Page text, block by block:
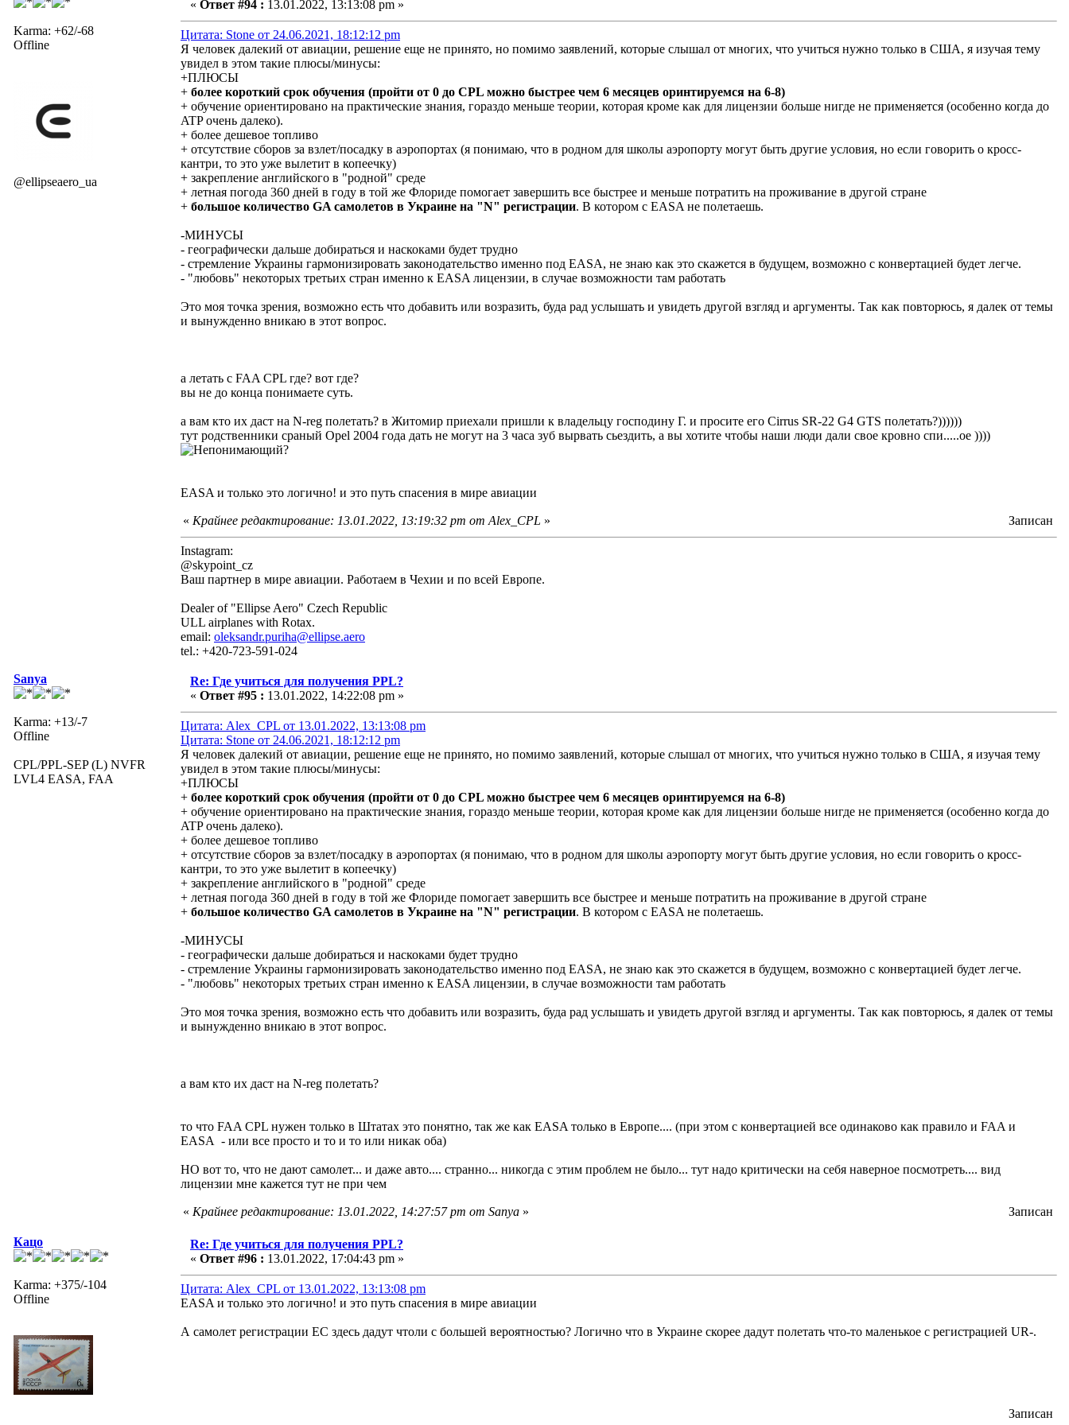
Karma: +62/-68
Offline
@ellipseaero_ua
« Ответ #94 : 13.01.2022, 13:13:08 pm »
Цитата: Stone от 24.06.2021, 18:12:12 pm
Я человек далекий от авиации, решение еще не принято, но помимо заявлений, которые слышал от многих, что учиться нужно только в США, я изучая тему
увидел в этом такие плюсы/минусы:
+ПЛЮСЫ
+ более короткий срок обучения (пройти от 0 до CPL можно быстрее чем 6 месяцев оринтируемся на 6-8)
+ обучение ориентировано на практические знания, гораздо меньше теории, которая кроме как для лицензии больше нигде не применяется (особенно когда до
ATP очень далеко).
+ более дешевое топливо
+ отсутствие сборов за взлет/посадку в аэропортах (я понимаю, что в родном для школы аэропорту могут быть другие условия, но если говорить о кросс-
кантри, то это уже вылетит в копеечку)
+ закрепление английского в "родной" среде
+ летная погода 360 дней в году в той же Флориде помогает завершить все быстрее и меньше потратить на проживание в другой стране
+ большое количество GA самолетов в Украине на "N" регистрации. В котором с EASA не полетаешь.
-МИНУСЫ
- географически дальше добираться и наскоками будет трудно
- стремление Украины гармонизировать законодательство именно под EASA, не знаю как это скажется в будущем, возможно с конвертацией будет легче.
- "любовь" некоторых третьих стран именно к EASA лицензии, в случае возможности там работать
Это моя точка зрения, возможно есть что добавить или возразить, буда рад услышать и увидеть другой взгляд и аргументы. Так как повторюсь, я далек от темы
и вынужденно вникаю в этот вопрос.
а летать с FAA CPL где? вот где?
вы не до конца понимаете суть.
а вам кто их даст на N-reg полетать? в Житомир приехали пришли к владельцу господину Г. и просите его Cirrus SR-22 G4 GTS полетать?))))))
тут родственники сраный Opel 2004 года дать не могут на 3 часа зуб вырвать сьездить, а вы хотите чтобы наши люди дали свое кровно спи.....ое ))))
?
EASA и только это логично! и это путь спасения в мире авиации
« Крайнее редактирование: 13.01.2022, 13:19:32 pm от Alex_CPL » Записан
Instagram:
@skypoint_cz
Ваш партнер в мире авиации. Работаем в Чехии и по всей Европе.
Dealer of "Ellipse Aero" Czech Republic
ULL airplanes with Rotax.
email: oleksandr.puriha@ellipse.aero
tel.: +420-723-591-024
Sanya
Karma: +13/-7
Offline
CPL/PPL-SEP (L) NVFR
LVL4 EASA, FAA
Re: Где учиться для получения PPL?
« Ответ #95 : 13.01.2022, 14:22:08 pm »
Цитата: Alex_CPL от 13.01.2022, 13:13:08 pm
Цитата: Stone от 24.06.2021, 18:12:12 pm
Я человек далекий от авиации, решение еще не принято, но помимо заявлений, которые слышал от многих, что учиться нужно только в США, я изучая тему
увидел в этом такие плюсы/минусы:
+ПЛЮСЫ
+ более короткий срок обучения (пройти от 0 до CPL можно быстрее чем 6 месяцев оринтируемся на 6-8)
+ обучение ориентировано на практические знания, гораздо меньше теории, которая кроме как для лицензии больше нигде не применяется (особенно когда до
ATP очень далеко).
+ более дешевое топливо
+ отсутствие сборов за взлет/посадку в аэропортах (я понимаю, что в родном для школы аэропорту могут быть другие условия, но если говорить о кросс-
кантри, то это уже вылетит в копеечку)
+ закрепление английского в "родной" среде
+ летная погода 360 дней в году в той же Флориде помогает завершить все быстрее и меньше потратить на проживание в другой стране
+ большое количество GA самолетов в Украине на "N" регистрации. В котором с EASA не полетаешь.
-МИНУСЫ
- географически дальше добираться и наскоками будет трудно
- стремление Украины гармонизировать законодательство именно под EASA, не знаю как это скажется в будущем, возможно с конвертацией будет легче.
- "любовь" некоторых третьих стран именно к EASA лицензии, в случае возможности там работать
Это моя точка зрения, возможно есть что добавить или возразить, буда рад услышать и увидеть другой взгляд и аргументы. Так как повторюсь, я далек от темы
и вынужденно вникаю в этот вопрос.
а вам кто их даст на N-reg полетать?
то что FAA CPL нужен только в Штатах это понятно, так же как EASA только в Европе.... (при этом с конвертацией все одинаково как правило и FAA и
EASA - или все просто и то и то или никак оба)
НО вот то, что не дают самолет... и даже авто.... странно... никогда с этим проблем не было... тут надо критически на себя наверное посмотреть.... вид
лицензии мне кажется тут не при чем
« Крайнее редактирование: 13.01.2022, 14:27:57 pm от Sanya » Записан
Кацо
Karma: +375/-104
Offline
Re: Где учиться для получения PPL?
« Ответ #96 : 13.01.2022, 17:04:43 pm »
Цитата: Alex_CPL от 13.01.2022, 13:13:08 pm
EASA и только это логично! и это путь спасения в мире авиации
А самолет регистрации ЕС здесь дадут чтоли с большей вероятностью? Логично что в Украине скорее дадут полетать что-то маленькое с регистрацией UR-.
Записан